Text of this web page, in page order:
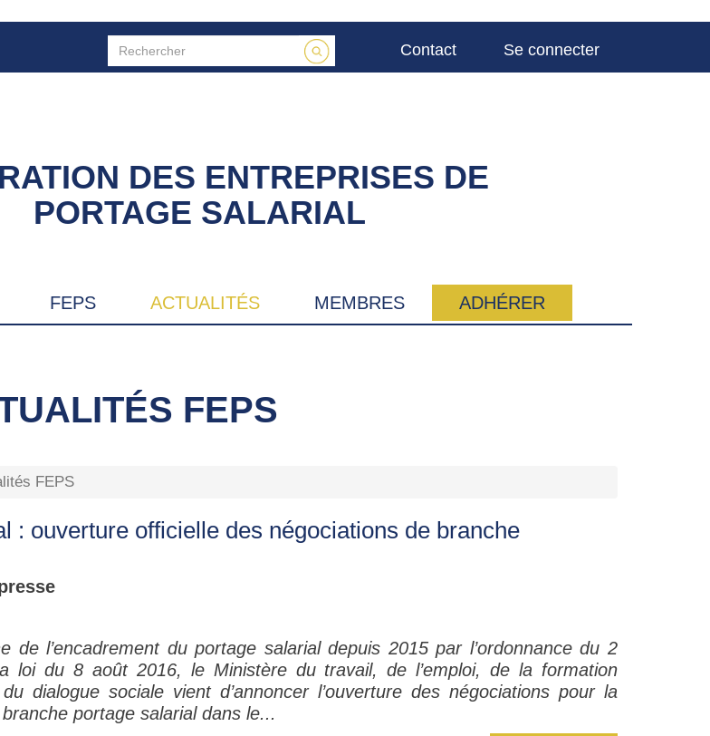
Contact Se connecter
DES ENTREPRISES DE
PORTAGE SALARIAL
FEPS ACTUALITÉS MEMBRES ADHÉRER
FEPS
FEPS
: ouverture officielle des négociations de branche
de l’encadrement du portage salarial depuis 2015 par l’ordonnance du 2
loi du 8 août 2016, le Ministère du travail, de l’emploi, de la formation
dialogue sociale vient d’annoncer l’ouverture des négociations pour la
portage salarial dans le...